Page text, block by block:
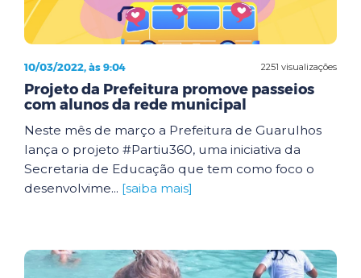
2251 visualizações
10/03/2022, às 9:04
Projeto da Prefeitura promove passeios
com alunos da rede municipal
Neste mês de março a Prefeitura de Guarulhos
lança o projeto #Partiu360, uma iniciativa da
Secretaria de Educação que tem como foco o
desenvolvime... [saiba mais]